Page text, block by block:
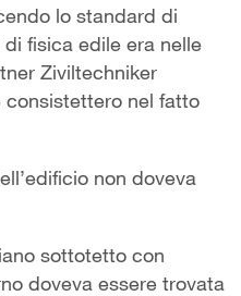
lo standard di
fisica edile era nelle
Ziviltechniker
nel fatto
non doveva
sottotetto con
doveva essere trovata